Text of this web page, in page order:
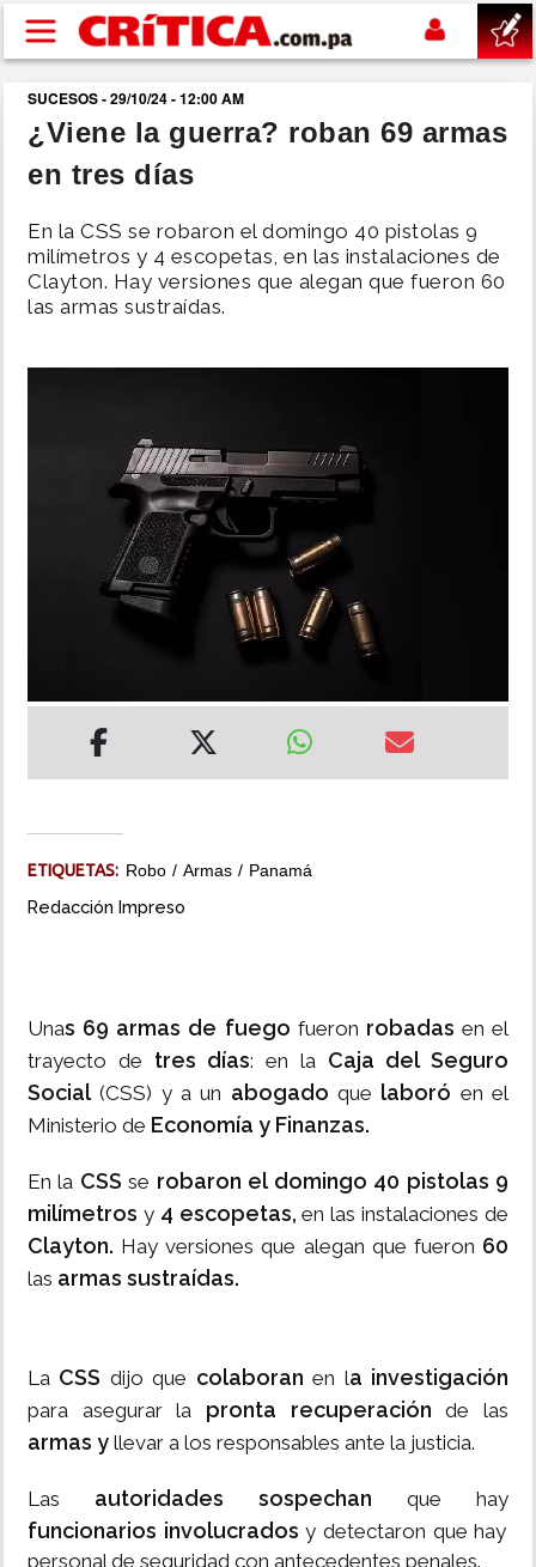
Pasar al contenido principal
buscar
SUCESOS
NACIONAL
POLÍTICA
INSÓLITAS
SUCESOS - 29/10/24 - 12:00 AM
¿Viene la guerra? roban 69 armas
en tres días
En la CSS se robaron el domingo 40 pistolas 9
milímetros y 4 escopetas, en las instalaciones de
Clayton. Hay versiones que alegan que fueron 60
las armas sustraídas.
ETIQUETAS: Robo Armas Panamá
Redacción Impreso
Unas 69 armas de fuego fueron robadas en el
trayecto de tres días: en la Caja del Seguro
Social(CSS) y a un abogadoque laboró en el
Ministerio de Economía y Finanzas.
En la CSS se robaron el domingo 40 pistolas 9
milímetros y4 escopetas, en las instalaciones de
Clayton. Hay versiones que alegan que fueron 60
las armas sustraídas.
La CSS dijo que colaboranen la investigación
para asegurar la pronta recuperaciónde las
armas y llevar a los responsables ante la justicia.
Las autoridades sospechan que hay
funcionarios involucrados y detectaron que hay
personal de seguridad con antecedentes penales.